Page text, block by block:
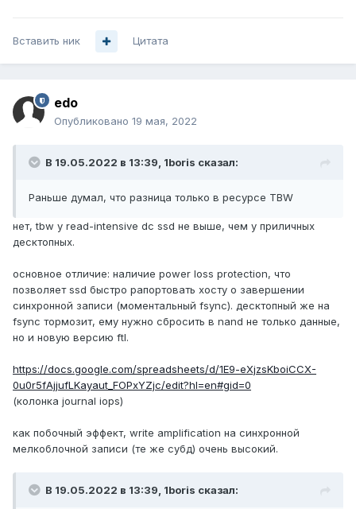
Вставить ник Цитата
edo
Опубликовано 19 мая, 2022
В 19.05.2022 в 13:39, 1boris сказал:
Раньше думал, что разница только в ресурсе TBW
нет, tbw у read-intensive dc ssd не выше, чем у приличных
десктопных.
основное отличие: наличие power loss protection, что
позволяет ssd быстро рапортовать хосту о завершении
синхронной записи (моментальный fsync). десктопный же на
fsync тормозит, ему нужно сбросить в nand не только данные,
но и новую версию ftl.
https://docs.google.com/spreadsheets/d/1E9-eXjzsKboiCCX-
0u0r5fAjjufLKayaut_FOPxYZjc/edit?hl=en#gid=0
(колонка journal iops)
как побочный эффект, write amplification на синхронной
мелкоблочной записи (те же субд) очень высокий.
В 19.05.2022 в 13:39, 1boris сказал: